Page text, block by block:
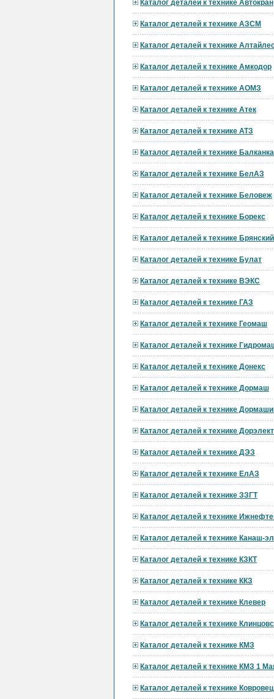
Каталог деталей к технике Автокран
Каталог деталей к технике АЗСМ
Каталог деталей к технике
Каталог деталей к технике Амкодор
Каталог деталей к технике АОМЗ
Каталог деталей к технике Атек
Каталог деталей к технике АТЗ
Каталог деталей к технике
Каталог деталей к технике БелАЗ
Каталог деталей к технике Беловеж
Каталог деталей к технике Борекс
Каталог деталей к технике
Каталог деталей к технике Булат
Каталог деталей к технике ВЭКС
Каталог деталей к технике ГАЗ
Каталог деталей к технике Геомаш
Каталог деталей к технике
Каталог деталей к технике Донекс
Каталог деталей к технике Дормаш
Каталог деталей к технике
Каталог деталей к технике
Каталог деталей к технике ДЭЗ
Каталог деталей к технике ЕлАЗ
Каталог деталей к технике ЗЗГТ
Каталог деталей к технике
Каталог деталей к технике Канаш-
Каталог деталей к технике КЗКТ
Каталог деталей к технике ККЗ
Каталог деталей к технике Клевер
Каталог деталей к технике
Каталог деталей к технике КМЗ
Каталог деталей к технике КМЗ 1
Каталог деталей к технике Ковровец